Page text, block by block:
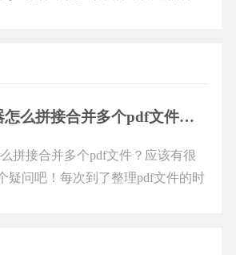
福昕pdf编辑器怎么拼接合并多个pdf文件？福昕pdf编辑器怎么拆分pdf文件？
拼接合并多个pdf文件？应该有很
疑问吧！每次到了整理pdf文件的时